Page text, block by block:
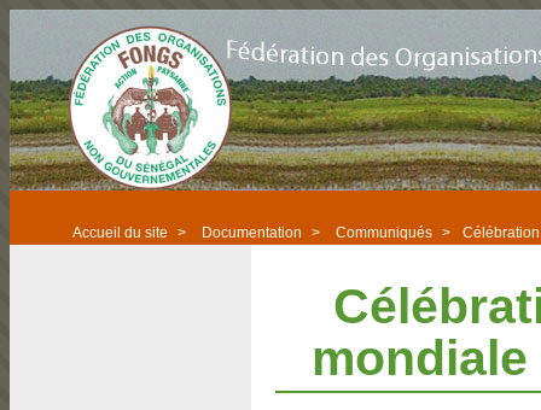
Accueil du site > Documentation > Communiqués >